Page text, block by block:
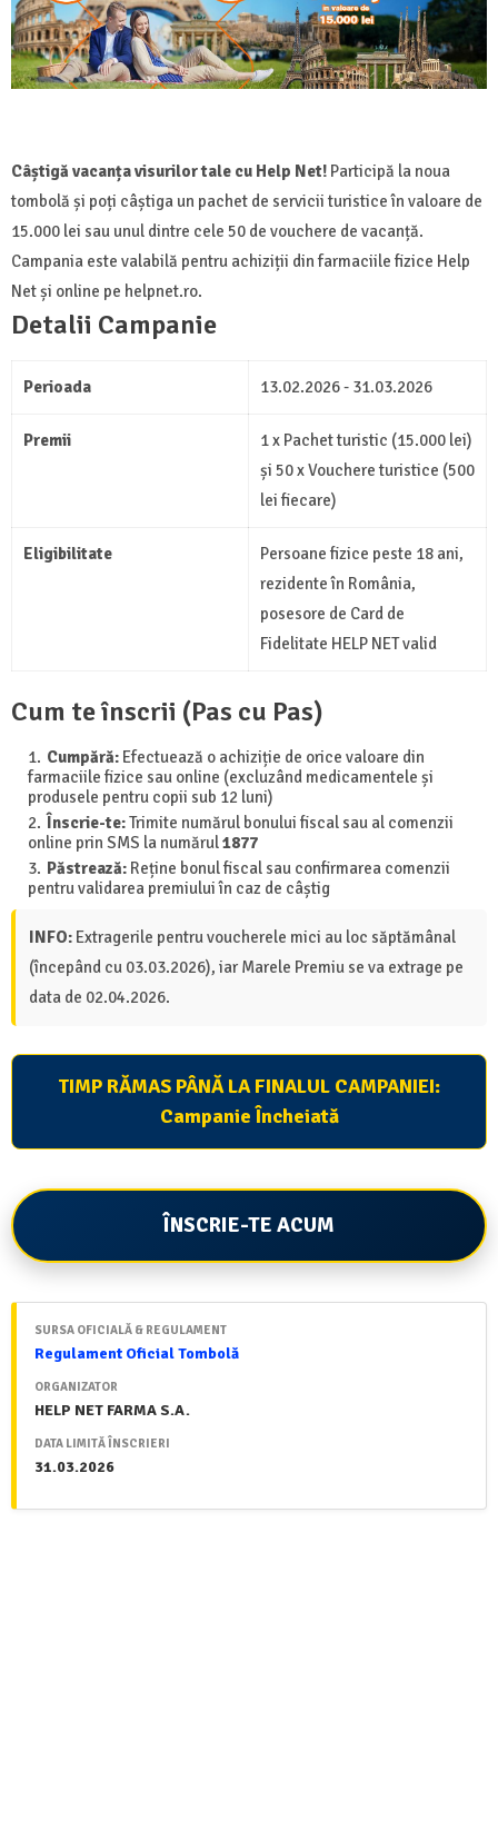
Câștigă vacanța visurilor tale cu Help Net! Participă la noua
tombolă și poți câștiga un pachet de servicii turistice în valoare de
15.000 lei sau unul dintre cele 50 de vouchere de vacanță.
Campania este valabilă pentru achiziții din farmaciile fizice Help
Net și online pe helpnet.ro.
Detalii Campanie
Perioada 13.02.2026 - 31.03.2026
Premii
1 x Pachet turistic (15.000 lei)
și 50 x Vouchere turistice (500
lei fiecare)
Eligibilitate
Persoane fizice peste 18 ani,
rezidente în România,
posesore de Card de
Fidelitate HELP NET valid
Cum te înscrii (Pas cu Pas)
Cumpără: Efectuează o achiziție de orice valoare din
farmaciile fizice sau online (excluzând medicamentele și
produsele pentru copii sub 12 luni)
Înscrie-te:Trimite numărul bonului fiscal sau al comenzii
online prin SMS la numărul1877
Păstrează: Reține bonul fiscal sau confirmarea comenzii
pentru validarea premiului în caz de câștig
INFO: Extragerile pentru voucherele mici au loc săptămânal
(începând cu 03.03.2026), iar Marele Premiu se va extrage pe
data de 02.04.2026.
TIMP RĂMAS PÂNĂ LA FINALUL CAMPANIEI:
Campanie Încheiată
ÎNSCRIE-TE ACUM
SURSA OFICIALĂ & REGULAMENT
Regulament Oficial Tombolă
ORGANIZATOR
HELP NET FARMA S.A.
DATA LIMITĂ ÎNSCRIERI
31.03.2026